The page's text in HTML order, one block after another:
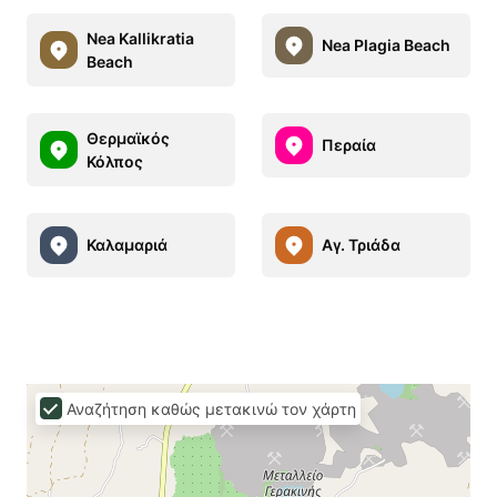
Nea Kallikratia
Beach
Nea Plagia Beach
Θερμαϊκός
Κόλπος
Περαία
Καλαμαριά Αγ. Τριάδα
Αναζήτηση καθώς μετακινώ τον χάρτη